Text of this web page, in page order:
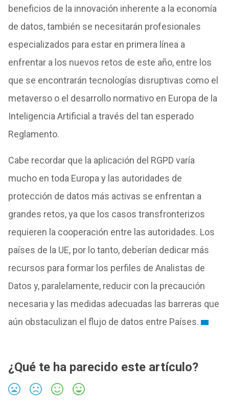
beneficios de la innovación inherente a la economía
de datos, también se necesitarán profesionales
especializados para estar en primera línea a
enfrentar a los nuevos retos de este año, entre los
que se encontrarán tecnologías disruptivas como el
metaverso o el desarrollo normativo en Europa de la
Inteligencia Artificial a través del tan esperado
Reglamento.
Cabe recordar que la aplicación del RGPD varía
mucho en toda Europa y las autoridades de
protección de datos más activas se enfrentan a
grandes retos, ya que los casos transfronterizos
requieren la cooperación entre las autoridades. Los
países de la UE, por lo tanto, deberían dedicar más
recursos para formar los perfiles de Analistas de
Datos y, paralelamente, reducir con la precaución
necesaria y las medidas adecuadas las barreras que
aún obstaculizan el flujo de datos entre Países.
¿Qué te ha parecido este artículo?